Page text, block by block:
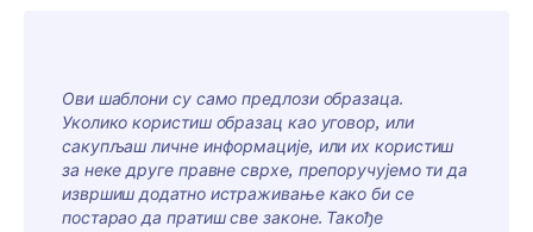
For Teams
Ови шаблони су само предлози образаца.
Уколико користиш образац као уговор, или
сакупљаш личне информације, или их користиш
за неке друге правне сврхе, препоручујемо ти да
извршиш додатно истраживање како би се
постарао да пратиш све законе. Такође